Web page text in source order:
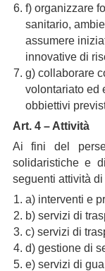
f) organizzare
sanitario,
assumere
innovative di
g) collaborare
volontariato ed
obbiettivi
Art. 4 – Attività
Ai fini del
solidaristiche e
seguenti attività
a) interventi e
b) servizi di
c) servizi di
d) gestione di
e) servizi di